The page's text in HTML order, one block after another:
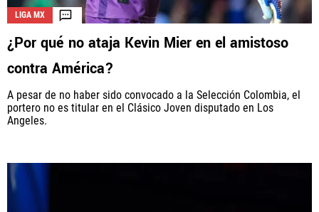
La aceptación de una de las ofertas presentadas en esta página
puede dar lugar a un pago a
cómo y dónde aparecen los operadores de juego en la página y en el
orden en que aparecen, pero no influye en nuestras evaluaciones.
LIGA MX
¿Por qué no ataja Kevin Mier en el amistoso
contra América?
A pesar de no haber sido convocado a la Selección Colombia, el
portero no es titular en el Clásico Joven disputado en Los
Angeles.